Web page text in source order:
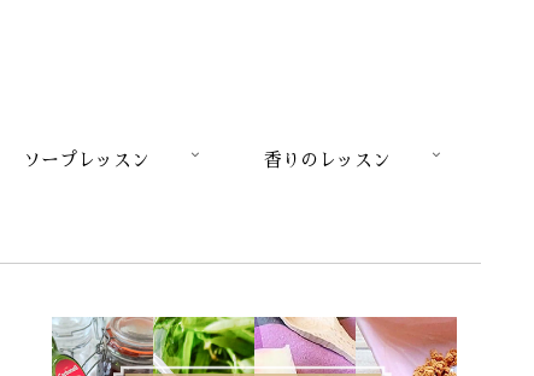
ソープレッスン 香りのレッスン